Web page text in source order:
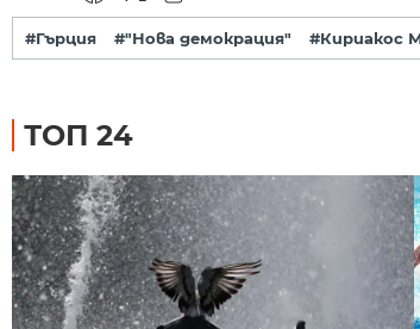
#Гърция #"Нова демокрация" #Кириакос
ТОП 24